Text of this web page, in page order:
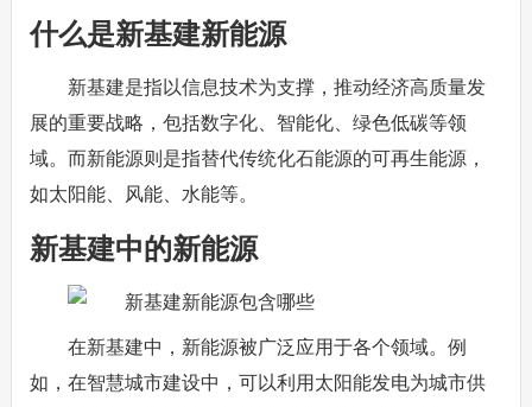
什么是新基建新能源
新基建是指以信息技术为支撑，推动经济高质量发
展的重要战略，包括数字化、智能化、绿色低碳等领
域。而新能源则是指替代传统化石能源的可再生能源，
如太阳能、风能、水能等。
新基建中的新能源
在新基建中，新能源被广泛应用于各个领域。例
如，在智慧城市建设中，可以利用太阳能发电为城市供